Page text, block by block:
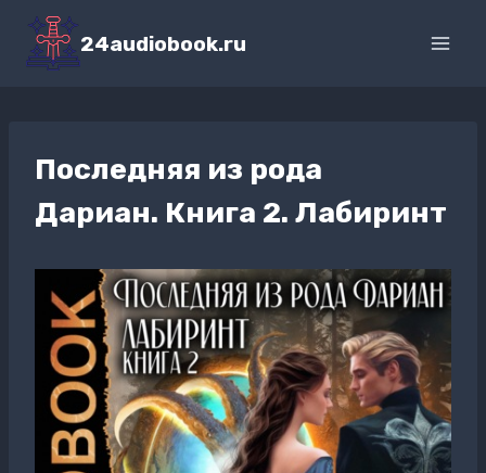
Перейти
содержимому
24audiobook.ru
Последняя из рода
Дариан. Книга 2. Лабиринт